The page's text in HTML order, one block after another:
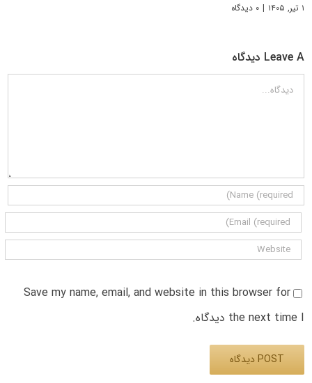
۱ تیر, ۱۴۰۵ | ۰ دیدگاه
Leave A دیدگاه
دیدگاه
Save my name, email, and website in this browser for
the next time I دیدگاه.